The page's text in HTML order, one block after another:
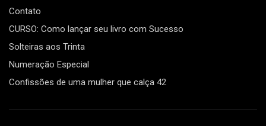
Contato
CURSO: Como lançar seu livro com Sucesso
Solteiras aos Trinta
Numeração Especial
Confissões de uma mulher que calça 42